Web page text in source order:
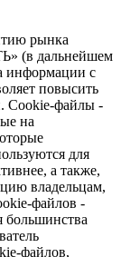
рынка
(в дальнейшем
информации с
повысить
Сookie-файлы -
на
для
а также,
владельцам,
файлов -
большинства
файлов,